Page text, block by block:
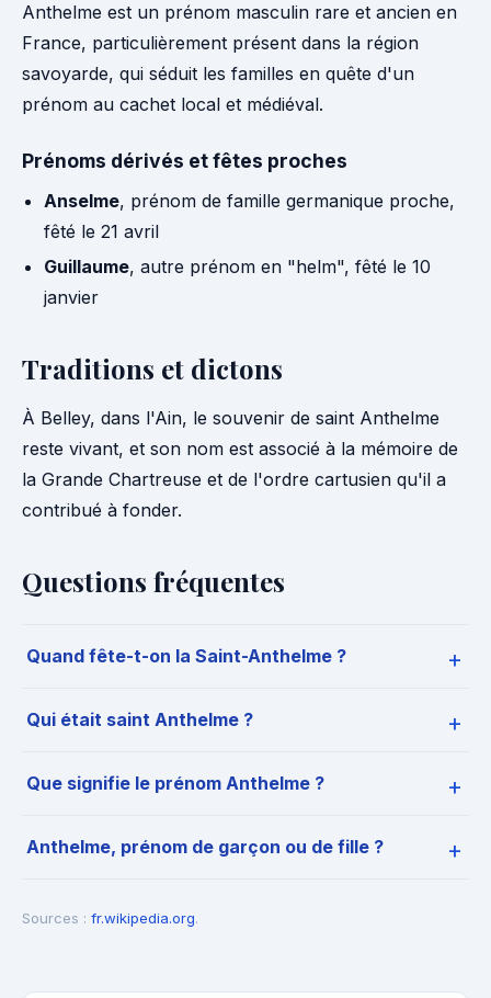
Anthelme est un prénom masculin rare et ancien en
France, particulièrement présent dans la région
savoyarde, qui séduit les familles en quête d'un
prénom au cachet local et médiéval.
Prénoms dérivés et fêtes proches
Anselme, prénom de famille germanique proche,
fêté le 21 avril
Guillaume, autre prénom en "helm", fêté le 10
janvier
Traditions et dictons
À Belley, dans l'Ain, le souvenir de saint Anthelme
reste vivant, et son nom est associé à la mémoire de
la Grande Chartreuse et de l'ordre cartusien qu'il a
contribué à fonder.
Questions fréquentes
Quand fête-t-on la Saint-Anthelme ?
Qui était saint Anthelme ?
Que signifie le prénom Anthelme ?
Anthelme, prénom de garçon ou de fille ?
Sources : fr.wikipedia.org.